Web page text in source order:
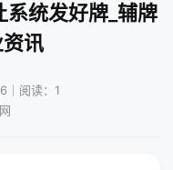
统发好牌_辅牌
讯
｜阅读：1